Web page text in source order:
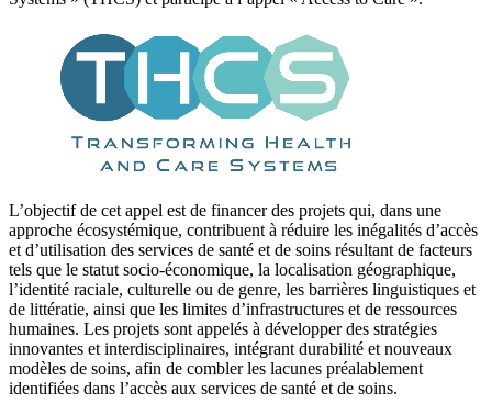
L’objectif de cet appel est de financer des projets qui, dans une
approche écosystémique, contribuent à réduire les inégalités d’accès
et d’utilisation des services de santé et de soins résultant de facteurs
tels que le statut socio-économique, la localisation géographique,
l’identité raciale, culturelle ou de genre, les barrières linguistiques et
de littératie, ainsi que les limites d’infrastructures et de ressources
humaines. Les projets sont appelés à développer des stratégies
innovantes et interdisciplinaires, intégrant durabilité et nouveaux
modèles de soins, afin de combler les lacunes préalablement
identifiées dans l’accès aux services de santé et de soins.